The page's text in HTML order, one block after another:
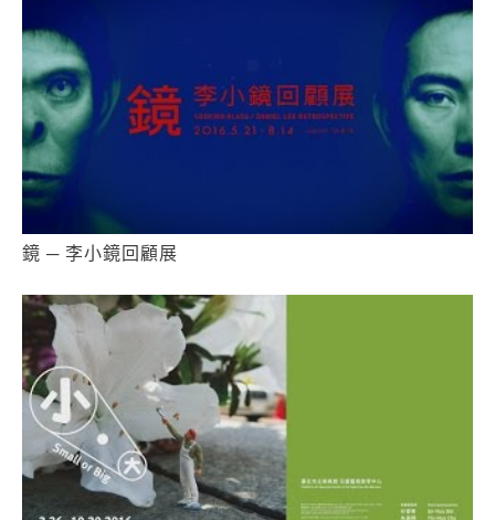
鏡 ─ 李小鏡回顧展